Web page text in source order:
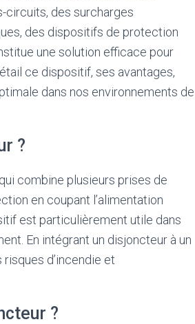
circuits, des surcharges
des dispositifs de protection
une solution efficace pour
ce dispositif, ses avantages,
dans nos environnements de
?
combine plusieurs prises de
en coupant l’alimentation
est particulièrement utile dans
En intégrant un disjoncteur à un
d’incendie et
?